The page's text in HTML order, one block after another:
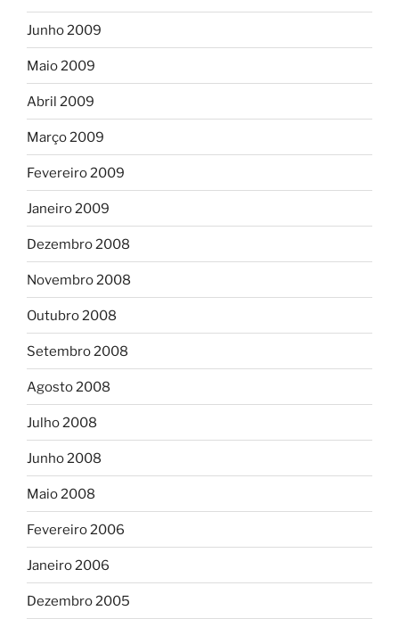
Junho 2009
Maio 2009
Abril 2009
Março 2009
Fevereiro 2009
Janeiro 2009
Dezembro 2008
Novembro 2008
Outubro 2008
Setembro 2008
Agosto 2008
Julho 2008
Junho 2008
Maio 2008
Fevereiro 2006
Janeiro 2006
Dezembro 2005